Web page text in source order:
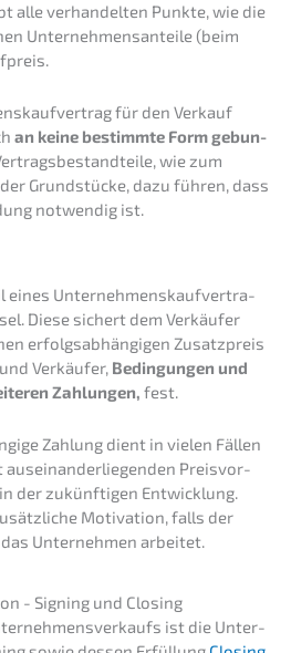
alle verhan­del­ten Punkte, wie die
Unter­neh­mens­an­tei­le (beim
für den Verkauf
an keine bestimm­te Form gebun­
wie zum
Grund­stü­cke, dazu führen, dass
notwen­dig ist.
eines Unter­neh­mens­kauf­ver­tra­
Diese sichert dem Verkäu­fer
erfolgs­ab­hän­gi­gen Zusatz­preis
Verkäu­fer, Bedin­gun­gen und
Zahlun­gen, fest.
Zahlung dient in vielen Fällen
ausein­an­der­lie­gen­den Preis­vor­
der zukünf­ti­gen Entwick­lung.
Motiva­ti­on, falls der
Unter­neh­men arbeitet.
- Signing und Closing
ist die Unter­